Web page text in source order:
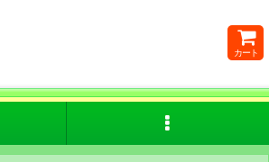
カート